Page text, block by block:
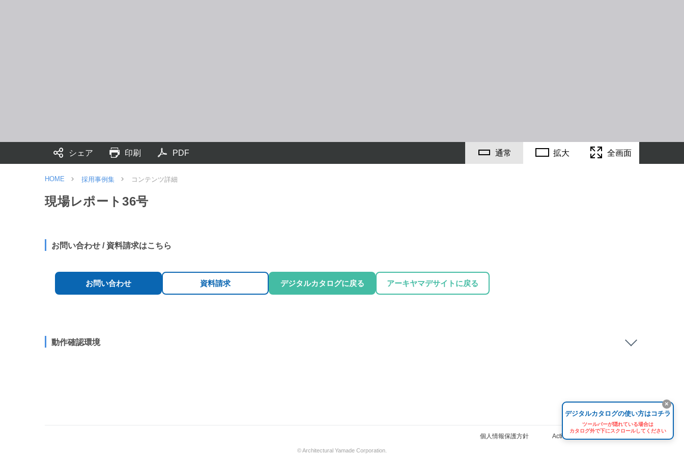
シェア 印刷 PDF 通常 拡大 全画面
HOME 採用事例集 コンテンツ詳細
現場レポート36号
お問い合わせ / 資料請求はこちら
お問い合わせ 資料請求 デジタルカタログに戻る アーキヤマデサイトに戻る
×
デジタルカタログの使い方はコチラ
ツールバーが隠れている場合は
カタログ外で下にスクロールしてください
動作確認環境
個人情報保護方針 ActiBook プライバシーポリシー
© Architectural Yamade Corporation.